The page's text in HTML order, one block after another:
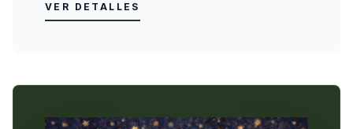
VER DETALLES